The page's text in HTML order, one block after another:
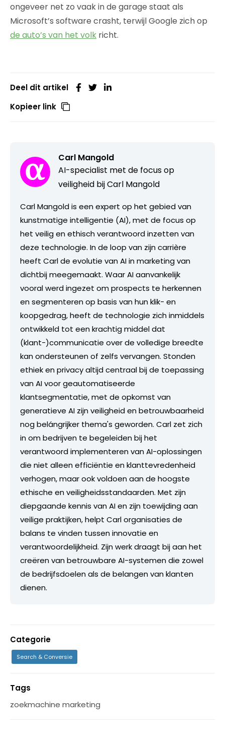
ongeveer net zo vaak in de garage staat als
Microsoft’s software crasht, terwijl Google zich op
de auto’s van het volk richt.
Deel dit artikel
Kopieer link
Carl Mangold
AI-specialist met de focus op
veiligheid bij Carl Mangold
Carl Mangold is een expert op het gebied van
kunstmatige intelligentie (AI), met de focus op
het veilig en ethisch verantwoord inzetten van
deze technologie. In de loop van zijn carrière
heeft Carl de evolutie van AI in marketing van
dichtbij meegemaakt. Waar AI aanvankelijk
vooral werd ingezet om prospects te herkennen
en segmenteren op basis van hun klik- en
koopgedrag, heeft de technologie zich inmiddels
ontwikkeld tot een krachtig middel dat
(klant-)communicatie over de volledige breedte
kan ondersteunen of zelfs vervangen. Stonden
ethiek en privacy altijd centraal bij de toepassing
van AI voor geautomatiseerde
klantsegmentatie, met de opkomst van
generatieve AI zijn veiligheid en betrouwbaarheid
nog belángrijker thema's geworden. Carl zet zich
in om bedrijven te begeleiden bij het
verantwoord implementeren van AI-oplossingen
die niet alleen efficiëntie en klanttevredenheid
verhogen, maar ook voldoen aan de hoogste
ethische en veiligheidsstandaarden. Met zijn
diepgaande kennis van AI en zijn toewijding aan
veilige praktijken, helpt Carl organisaties de
balans te vinden tussen innovatie en
verantwoordelijkheid. Zijn werk draagt bij aan het
creëren van betrouwbare AI-systemen die zowel
de bedrijfsdoelen als de belangen van klanten
dienen.
Categorie
Search & Conversie
Tags
zoekmachine marketing